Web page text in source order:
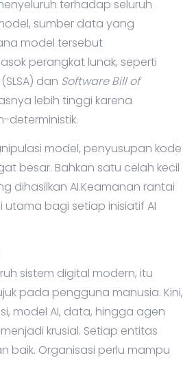
terhadap seluruh
sumber data yang
model tersebut
perangkat lunak, seperti
(SLSA) dan Software Bill of
lebih tinggi karena
deterministik.
model, penyusupan kode
besar. Bahkan satu celah kecil
dihasilkan AI.Keamanan rantai
bagi setiap inisiatif AI
sistem digital modern, itu
pada pengguna manusia. Kini,
model AI, data, hingga agen
krusial. Setiap entitas
baik. Organisasi perlu mampu